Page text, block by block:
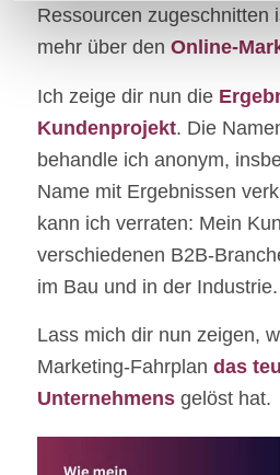
Ressourcen zugeschnitten
mehr über den Online-
Ich zeige dir nun die
Kundenprojekt. Die
behandle ich anonym,
Name mit Ergebnissen
kann ich verraten: Mein
verschiedenen B2B-
im Bau und in der Industrie.
Lass mich dir nun zeigen,
Marketing-Fahrplan das
Unternehmensgelöst hat.